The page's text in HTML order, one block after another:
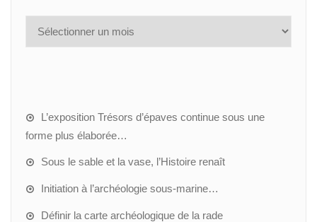
L’exposition Trésors d’épaves continue sous une
forme plus élaborée…
Sous le sable et la vase, l’Histoire renaît
Initiation à l’archéologie sous-marine…
Définir la carte archéologique de la rade